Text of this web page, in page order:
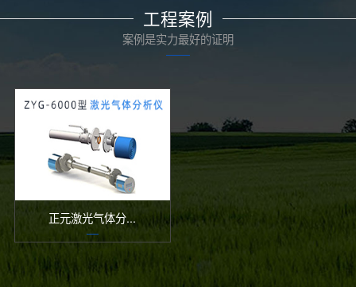
工程案例
案例是实力最好的证明
正元激光气体分...